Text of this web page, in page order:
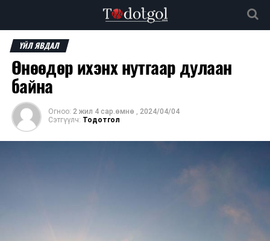
ҮЙЛ ЯВДАЛ
Өнөөдөр ихэнх нутгаар дулаан
байна
Огноо: 2 жил 4 сар.өмнө , 2024/04/04
Сэтгүүлч: Тодотгол